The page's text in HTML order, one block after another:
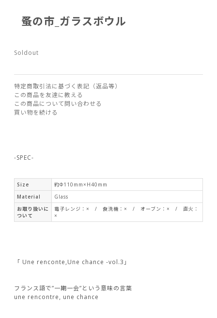
蚤の市_ガラスボウル
Soldout
特定商取引法に基づく表記（返品等）
この商品を友達に教える
この商品について問い合わせる
買い物を続ける
-SPEC-
Size
約Φ110mm×H40mm
Material
Glass
お取り扱いに
ついて
電子レンジ：× / 食洗機：× / オーブン：× / 直火：
×
「 Une renconte,Une chance -vol.3」
フランス語で”一期一会”という意味の言葉
une rencontre, une chance